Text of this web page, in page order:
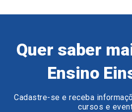
Quer saber
Ensino
Cadastre-se e receba
cursos e